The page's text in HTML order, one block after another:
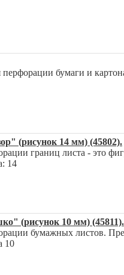
бумаги и
(рисунок 14 мм) (45802).
границ листа - это
14
(рисунок 10 мм) (45811).
бумажных листов.
10